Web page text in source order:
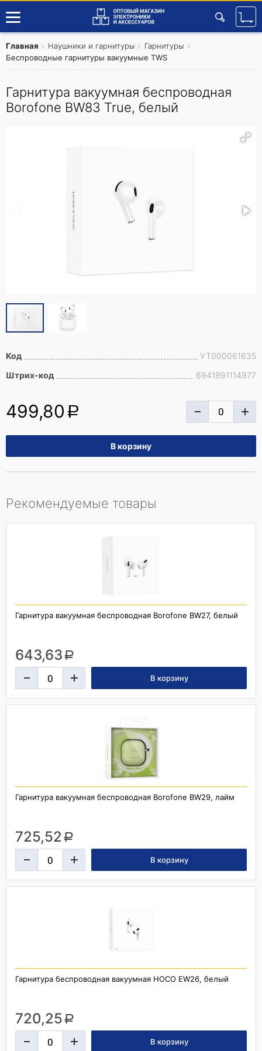
Главная Наушники и гарнитуры
Гарнитуры
Беспроводные гарнитуры вакуумные TWS
Гарнитура вакуумная беспроводная
Borofone BW83 True, белый
Код
УТ000061635
Штрих-код
6941991114977
499,80 a
Рекомендуемые товары
Гарнитура вакуумная беспроводная Borofone BW27, белый
643,63 a
Гарнитура вакуумная беспроводная Borofone BW29, лайм
725,52 a
Гарнитура беспроводная вакуумная HOCO EW26, белый
720,25 a